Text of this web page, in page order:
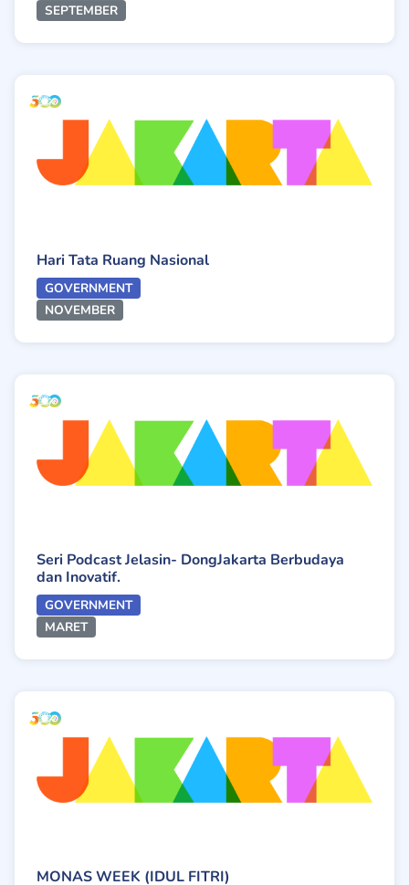
SEPTEMBER
Hari Tata Ruang Nasional
GOVERNMENT
NOVEMBER
Seri Podcast Jelasin- DongJakarta Berbudaya
dan Inovatif.
GOVERNMENT
MARET
MONAS WEEK (IDUL FITRI)